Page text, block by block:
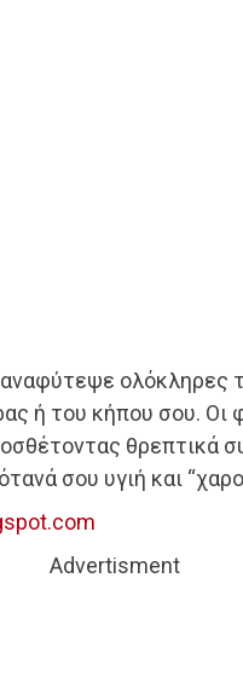
ολόκληρες
ή του κήπου σου. Οι
θρεπτικά
σου υγιή και
Advertisment